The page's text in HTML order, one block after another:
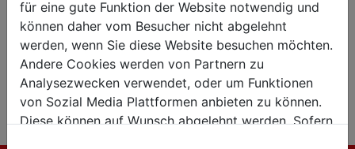
TRAVAIL DU MÉTAL
ÉQUIPEMENT D´ATELIER
CACHER
für eine gute Funktion der Website notwendig und
können daher vom Besucher nicht abgelehnt
werden, wenn Sie diese Website besuchen möchten.
Andere Cookies werden von Partnern zu
Analysezwecken verwendet, oder um Funktionen
von Sozial Media Plattformen anbieten zu können.
Diese können auf Wunsch abgelehnt werden. Sofern